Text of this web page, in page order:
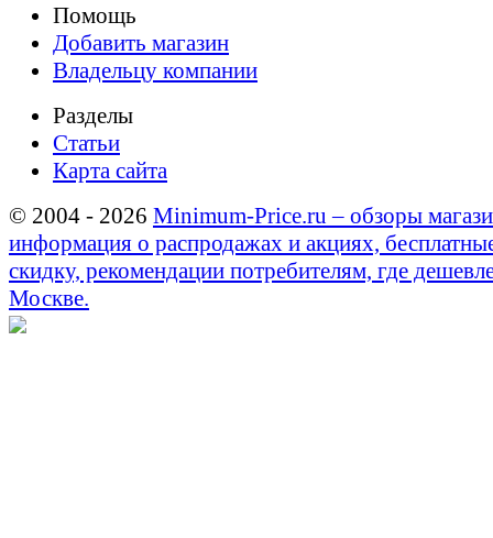
Помощь
Добавить магазин
Владельцу компании
Разделы
Статьи
Карта сайта
© 2004 - 2026 Minimum-Price.ru – обзоры
информация о распродажах и акциях,
скидку, рекомендации потребителям, где
Москве.